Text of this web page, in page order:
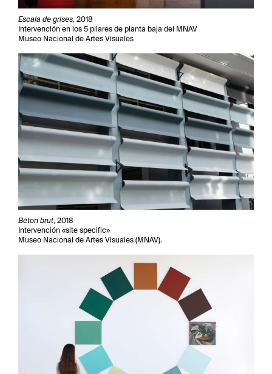
Escala de grises, 2018
Intervención en los 5 pilares de planta baja del MNAV
Museo Nacional de Artes Visuales
Béton brut, 2018
Intervención «site specific»
Museo Nacional de Artes Visuales (MNAV).